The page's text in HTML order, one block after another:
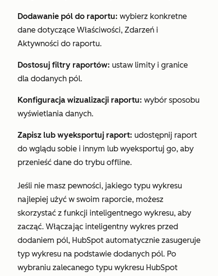
Dodawanie pól do raportu: wybierz konkretne
dane dotyczące Właściwości, Zdarzeń i
Aktywności do raportu.
Dostosuj filtry raportów: ustaw limity i granice
dla dodanych pól.
Konfiguracja wizualizacji raportu: wybór sposobu
wyświetlania danych.
Zapisz lub wyeksportuj raport: udostępnij raport
do wglądu sobie i innym lub wyeksportuj go, aby
przenieść dane do trybu offline.
Jeśli nie masz pewności, jakiego typu wykresu
najlepiej użyć w swoim raporcie, możesz
skorzystać z funkcji inteligentnego wykresu, aby
zacząć. Włączając inteligentny wykres przed
dodaniem pól, HubSpot automatycznie zasugeruje
typ wykresu na podstawie dodanych pól. Po
wybraniu zalecanego typu wykresu HubSpot